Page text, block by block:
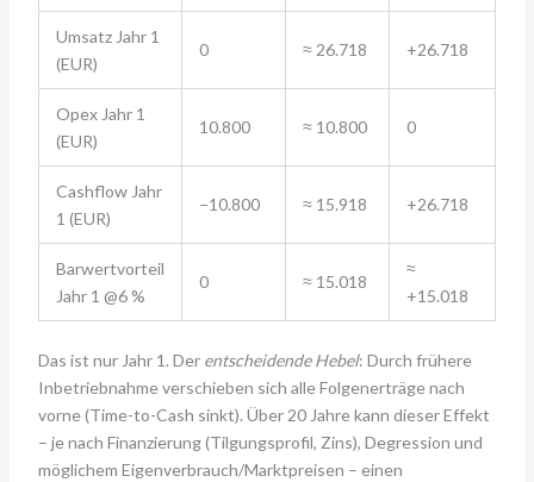
Umsatz Jahr 1
(EUR)
0 ≈ 26.718 +26.718
Opex Jahr 1
(EUR)
10.800 ≈ 10.800 0
Cashflow Jahr
1 (EUR)
−10.800 ≈ 15.918 +26.718
Barwertvorteil
Jahr 1 @6 %
0 ≈ 15.018
≈
+15.018
Das ist nur Jahr 1. Der entscheidende Hebel: Durch frühere
Inbetriebnahme verschieben sich alle Folgenerträge nach
vorne (Time-to-Cash sinkt). Über 20 Jahre kann dieser Effekt
– je nach Finanzierung (Tilgungsprofil, Zins), Degression und
möglichem Eigenverbrauch/Marktpreisen – einen